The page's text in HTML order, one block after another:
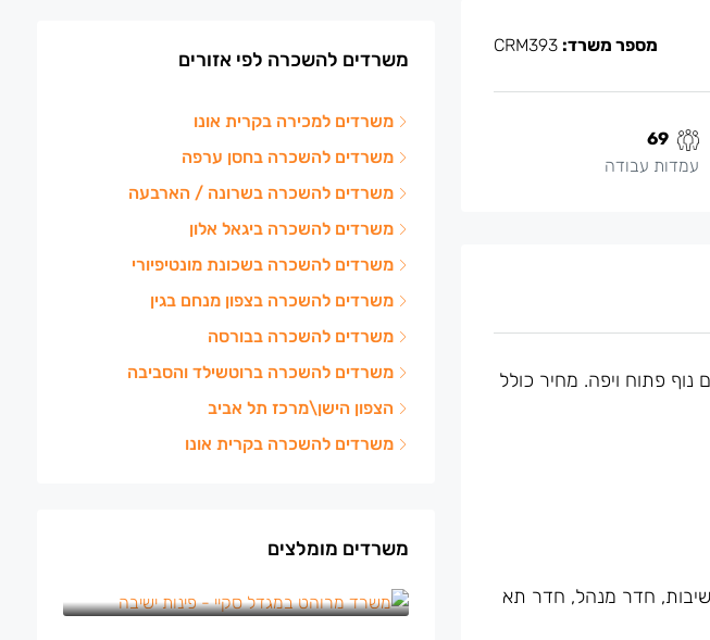
מספר משרד:
69
עמדות עבודה
פתוח ויפה. מחיר כולל
ספייס שכוללים ביחד 69 עמדות, 3 חדרי ישיבות, חדר מנהל, חדר תא
משרדים להשכרה לפי אזורים
משרדים למכירה בקרית אונו
משרדים להשכרה בחסן ערפה
משרדים להשכרה בשרונה / הארבעה
משרדים להשכרה ביגאל אלון
משרדים להשכרה בשכונת מונטיפיורי
משרדים להשכרה בצפון מנחם בגין
משרדים להשכרה בבורסה
משרדים להשכרה ברוטשילד והסביבה
הצפון הישן\מרכז תל אביב
משרדים להשכרה בקרית אונו
משרדים מומלצים